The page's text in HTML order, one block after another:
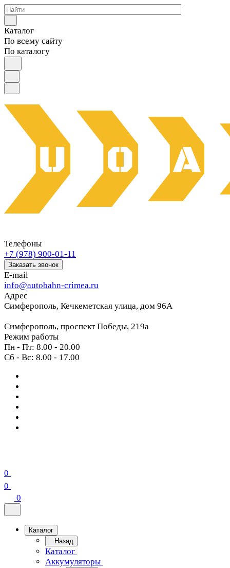
Каталог
По всему сайту
По каталогу
Телефоны
+7 (978) 900-01-11
Заказать звонок
E-mail
info@autobahn-crimea.ru
Адрес
Симферополь, Кечкеметская улица, дом 96А
Симферополь, проспект Победы, 219а
Режим работы
Пн - Пт: 8.00 - 20.00
Сб - Вс: 8.00 - 17.00
0
0
0
Каталог
Назад
Каталог
Аккумуляторы